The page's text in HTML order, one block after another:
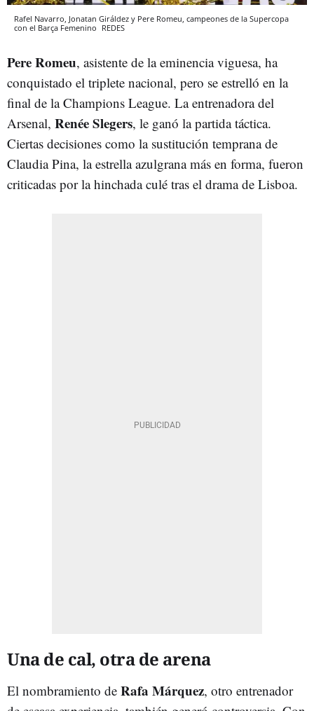
Rafel Navarro, Jonatan Giráldez y Pere Romeu, campeones de la Supercopa
con el Barça Femenino REDES
Pere Romeu, asistente de la eminencia viguesa, ha
conquistado el triplete nacional, pero se estrelló en la
final de la Champions League. La entrenadora del
Arsenal, Renée Slegers, le ganó la partida táctica.
Ciertas decisiones como la sustitución temprana de
Claudia Pina, la estrella azulgrana más en forma, fueron
criticadas por la hinchada culé tras el drama de Lisboa.
Una de cal, otra de arena
El nombramiento de Rafa Márquez, otro entrenador